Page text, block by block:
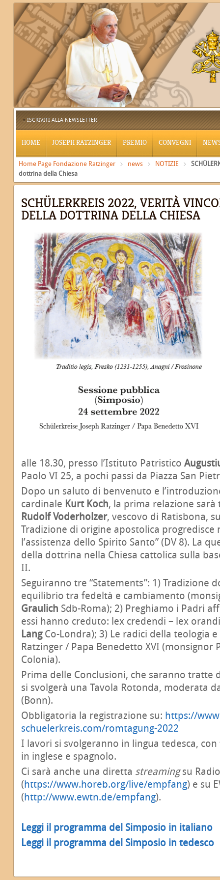
ISCRIVITI ALLA NEWSLETTER
HOME JOSEPH RATZINGER PREMIO CONVEGNI
Home Page Fondazione Ratzinger news NOTIZIE
dottrina della Chiesa
SCHÜLERKREIS 2022, VERITÀ
DELLA DOTTRINA DELLA CHIESA
alle 18.30, presso l’Istituto Patristico
Paolo VI 25, a pochi passi da Piazza San
Dopo un saluto di benvenuto e
cardinale Kurt Koch, la prima relazione
Rudolf Voderholzer, vescovo di Ratisbona,
Tradizione di origine apostolica progredisce
l’assistenza dello Spirito Santo” (DV 8). La
della dottrina nella Chiesa cattolica sulla
II.
Seguiranno tre “Statements”: 1) Tradizione
equilibrio tra fedeltà e cambiamento
Graulich Sdb-Roma); 2) Preghiamo i Padri
essi hanno creduto: lex credendi – lex
Lang Co-Londra); 3) Le radici della teologia
Ratzinger / Papa Benedetto XVI (monsignor
Colonia).
Prima delle Conclusioni, che saranno tratte
si svolgerà una Tavola Rotonda, moderata
(Bonn).
Obbligatoria la registrazione su: https://
schuelerkreis.com/romtagung-2022
I lavori si svolgeranno in lingua tedesca,
in inglese e spagnolo.
Ci sarà anche una diretta streamingsu
(https://www.horeb.org/live/empfang) e su
(http://www.ewtn.de/empfang).
Leggi il programma del Simposio in italiano
Leggi il programma del Simposio in tedesco